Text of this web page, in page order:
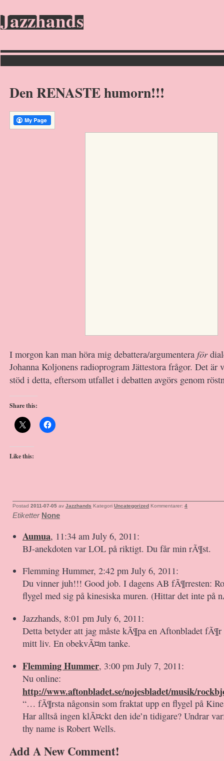
Jazzhands
Den RENASTE humorn!!!
I morgon kan man höra mig debattera/argumentera för
Johanna Koljonens radioprogram Jättestora frågor. Det
stöd i detta, eftersom utfallet i debatten avgörs genom
Share this:
Like this:
Postad 2011-07-05 av Jazzhands Kategori Uncategorized Kommentarer: 4
Etiketter None
Aumua, 11:34 am July 6, 2011:
BJ-anekdoten var LOL på riktigt. Du får min rÃ¶st.
Flemming Hummer, 2:42 pm July 6, 2011:
Du vinner juh!!! Good job. I dagens AB fÃ¶rresten:
flygel med sig på kinesiska muren. (Hittar det inte på
Jazzhands, 8:01 pm July 6, 2011:
Detta betyder att jag måste kÃ¶pa en Aftonbladet
mitt liv. En obekvÃ¤m tanke.
Flemming Hummer, 3:00 pm July 7, 2011:
Nu online:
http://www.aftonbladet.se/nojesbladet/musik/
“… fÃ¶rsta någonsin som fraktat upp en flygel på
Har alltså ingen klÃ¤ckt den ide’n tidigare? Undrar
thy name is Robert Wells.
Add A New Comment!